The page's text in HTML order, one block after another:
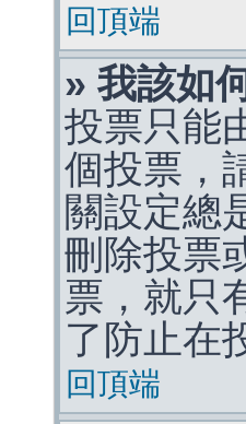
回頂端
» 我該如
投票只能
個投票，
關設定總
刪除投票
票，就只
了防止在
回頂端